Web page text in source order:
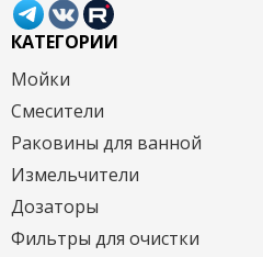
КАТЕГОРИИ
Мойки
Смесители
Раковины для ванной
Измельчители
Дозаторы
Фильтры для очистки